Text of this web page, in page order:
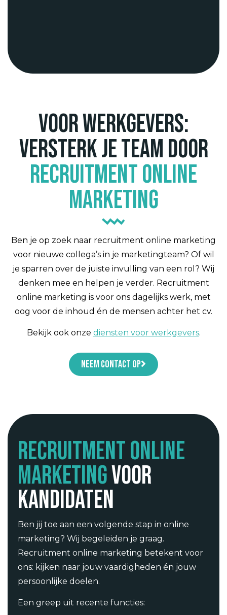
Voor werkgevers:
versterk je team door
recruitment online
marketing
Ben je op zoek naar recruitment online marketing
voor nieuwe collega’s in je marketingteam? Of wil
je sparren over de juiste invulling van een rol? Wij
denken mee en helpen je verder. Recruitment
online marketing is voor ons dagelijks werk, met
oog voor de inhoud én de mensen achter het cv.
Bekijk ook onze diensten voor werkgevers.
Neem contact op
Recruitment online
marketingvoor
kandidaten
Ben jij toe aan een volgende stap in online
marketing? Wij begeleiden je graag.
Recruitment online marketing betekent voor
ons: kijken naar jouw vaardigheden én jouw
persoonlijke doelen.
Een greep uit recente functies: